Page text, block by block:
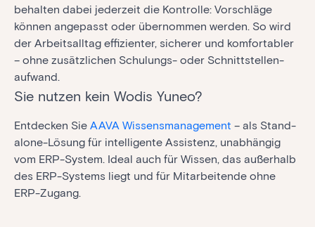
behalten dabei jederzeit die Kontrolle: Vor­schläge
können ange­passt oder über­nommen werden. So wird
der Arbeits­alltag effizienter, sicherer und komfor­tabler
– ohne zusätz­lichen Schulungs- oder Schnitt­stellen­
aufwand.
Sie nutzen kein Wodis Yuneo?
Entdecken Sie AAVA Wissensmanagement – als Stand-
alone-Lösung für intelligente Assistenz, unabhängig
vom ERP-System. Ideal auch für Wissen, das außerhalb
des ERP-Systems liegt und für Mitarbeitende ohne
ERP-Zugang.